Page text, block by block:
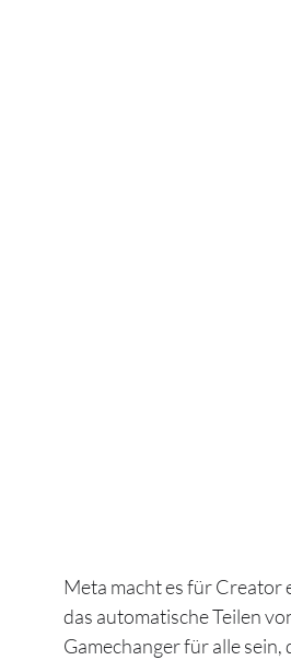
Meta macht es für Creator
das automatische Teilen
Gamechanger für alle